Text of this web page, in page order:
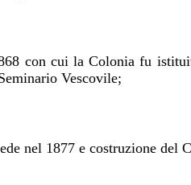
con cui la Colonia fu
Vescovile;
nel 1877 e costruzione del